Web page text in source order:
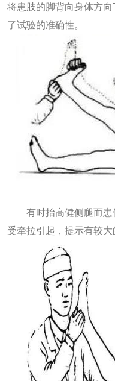
将患肢的脚背向身体方
了试验的准确性。
有时抬高健侧腿而患
受牵拉引起，提示有较大